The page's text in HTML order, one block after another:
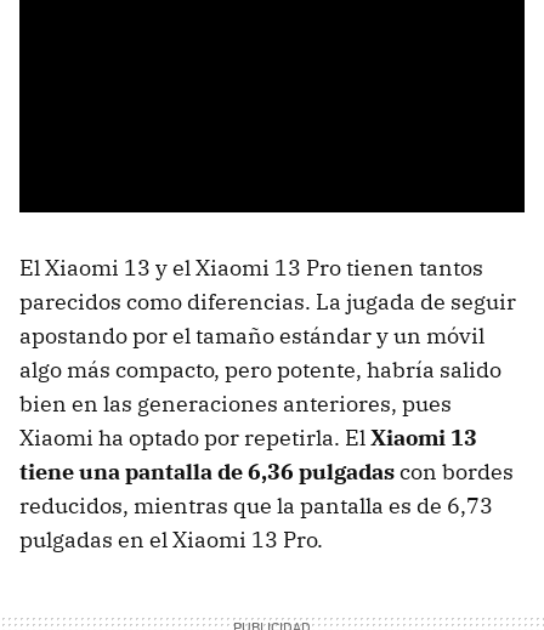
El Xiaomi 13 y el Xiaomi 13 Pro tienen tantos
parecidos como diferencias. La jugada de seguir
apostando por el tamaño estándar y un móvil
algo más compacto, pero potente, habría salido
bien en las generaciones anteriores, pues
Xiaomi ha optado por repetirla. ElXiaomi 13
tiene una pantalla de 6,36 pulgadascon bordes
reducidos, mientras que la pantalla es de 6,73
pulgadas en el Xiaomi 13 Pro.